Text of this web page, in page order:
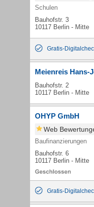
Schulen
Bauhofstr. 3
10117 Berlin - Mitte
Gratis-
Meienreis Hans-
Bauhofstr. 2
10117 Berlin - Mitte
OHYP GmbH
Web
Baufinanzierungen
Bauhofstr. 6
10117 Berlin - Mitte
Gratis-